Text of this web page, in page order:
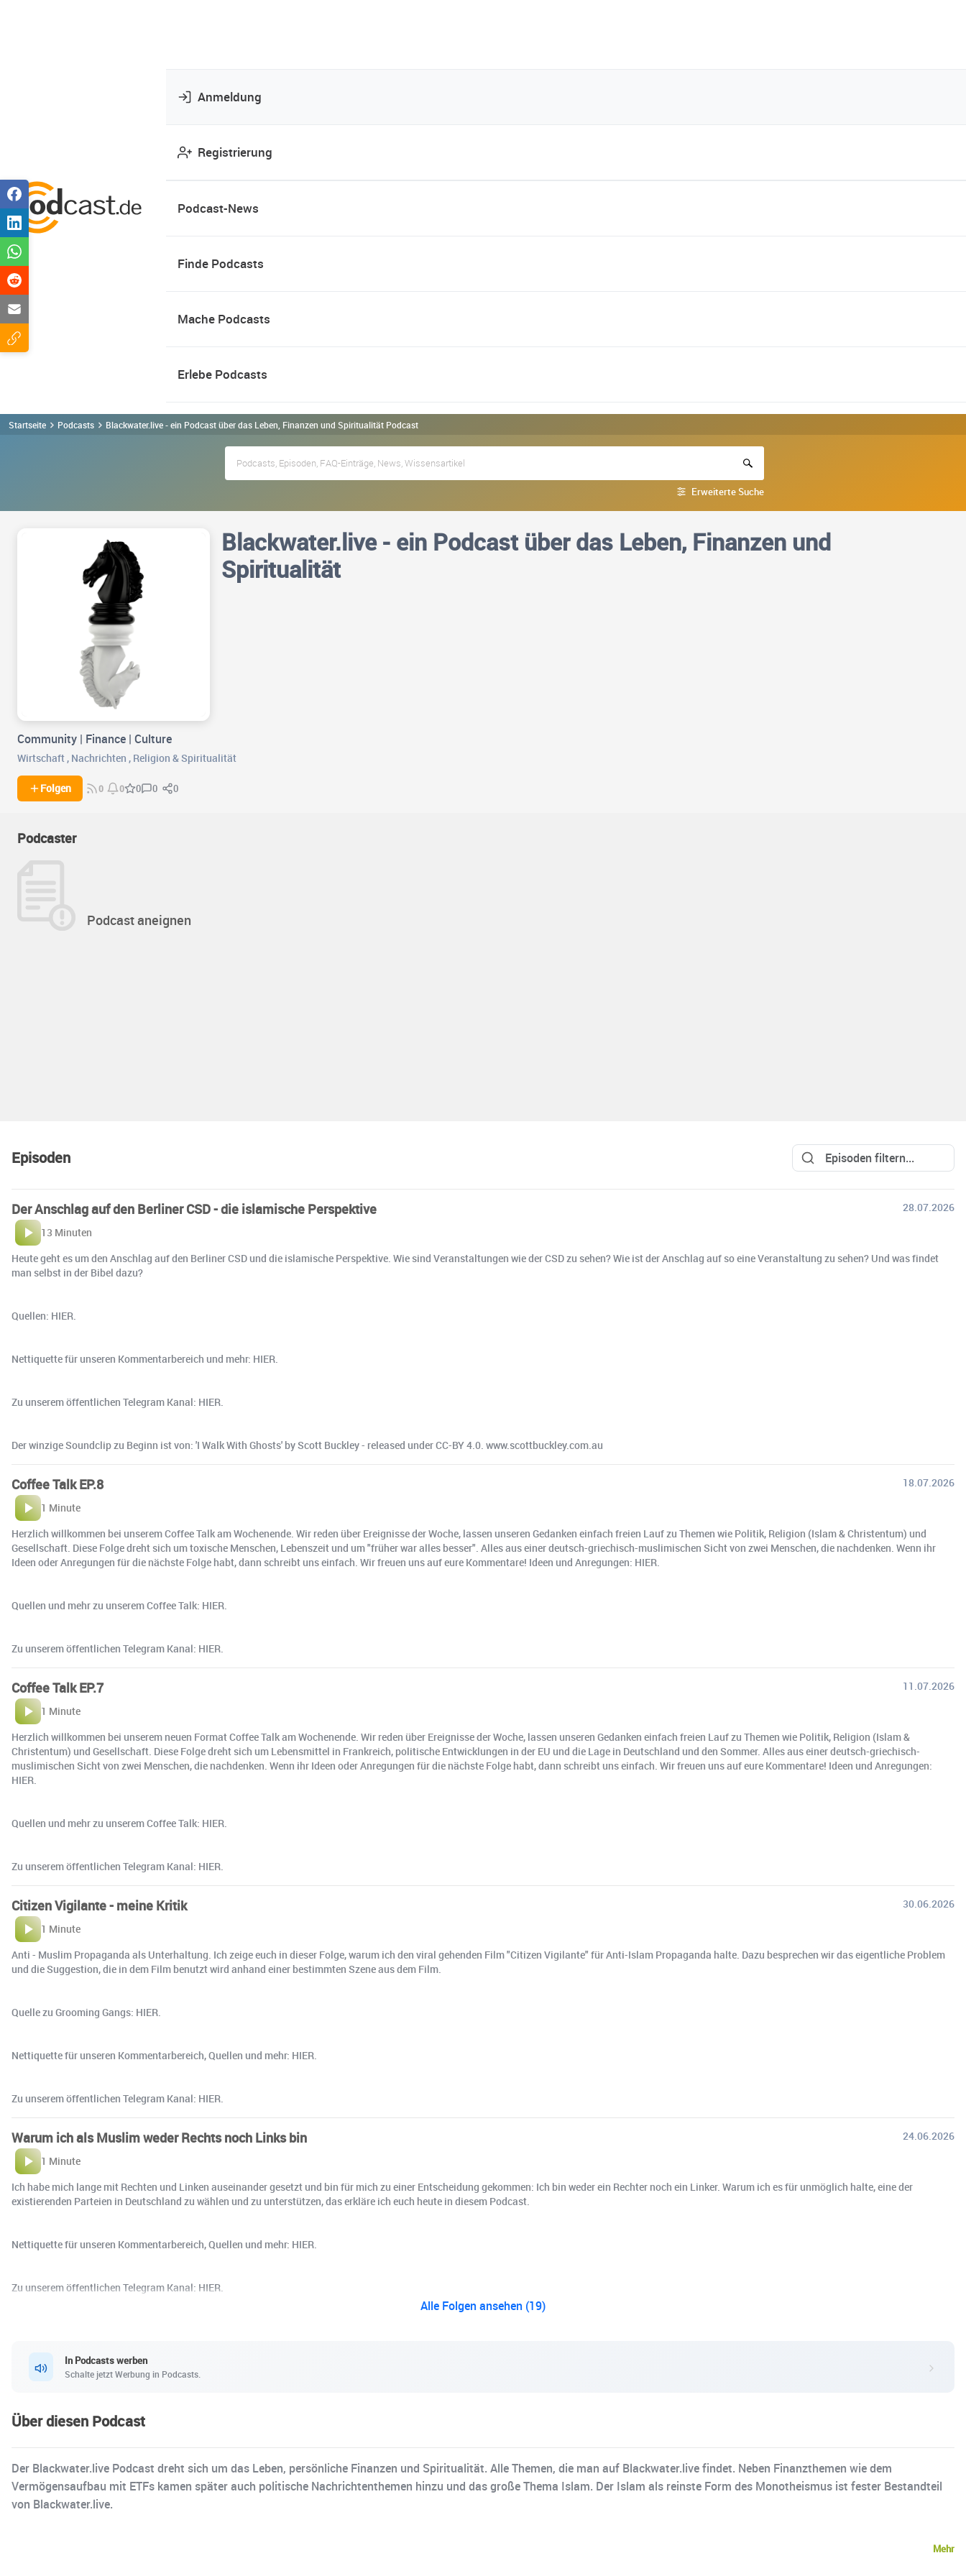
Anmeldung
Registrierung
Podcast-News
Finde Podcasts
Mache Podcasts
Erlebe Podcasts
Startseite Podcasts Blackwater.live - ein Podcast über das Leben, Finanzen und Spiritualität Podcast
Erweiterte Suche
Blackwater.live - ein Podcast über das Leben, Finanzen und
Spiritualität
Community | Finance | Culture
Wirtschaft , Nachrichten , Religion & Spiritualität
Folgen 0 0 0 0 0
Podcaster
Podcast aneignen
Episoden
Der Anschlag auf den Berliner CSD - die islamische Perspektive
28.07.2026
13 Minuten
Heute geht es um den Anschlag auf den Berliner CSD und die islamische Perspektive. Wie sind Veranstaltungen wie der CSD zu sehen? Wie ist der Anschlag auf so eine Veranstaltung zu sehen? Und was findet
man selbst in der Bibel dazu?
Quellen: HIER.
Nettiquette für unseren Kommentarbereich und mehr: HIER.
Zu unserem öffentlichen Telegram Kanal: HIER.
Der winzige Soundclip zu Beginn ist von: 'I Walk With Ghosts' by Scott Buckley - released under CC-BY 4.0. www.scottbuckley.com.au
Coffee Talk EP.8
18.07.2026
1 Minute
Herzlich willkommen bei unserem Coffee Talk am Wochenende. Wir reden über Ereignisse der Woche, lassen unseren Gedanken einfach freien Lauf zu Themen wie Politik, Religion (Islam & Christentum) und
Gesellschaft. Diese Folge dreht sich um toxische Menschen, Lebenszeit und um "früher war alles besser". Alles aus einer deutsch-griechisch-muslimischen Sicht von zwei Menschen, die nachdenken. Wenn ihr
Ideen oder Anregungen für die nächste Folge habt, dann schreibt uns einfach. Wir freuen uns auf eure Kommentare! Ideen und Anregungen: HIER.
Quellen und mehr zu unserem Coffee Talk: HIER.
Zu unserem öffentlichen Telegram Kanal: HIER.
Coffee Talk EP.7
11.07.2026
1 Minute
Herzlich willkommen bei unserem neuen Format Coffee Talk am Wochenende. Wir reden über Ereignisse der Woche, lassen unseren Gedanken einfach freien Lauf zu Themen wie Politik, Religion (Islam &
Christentum) und Gesellschaft. Diese Folge dreht sich um Lebensmittel in Frankreich, politische Entwicklungen in der EU und die Lage in Deutschland und den Sommer. Alles aus einer deutsch-griechisch-
muslimischen Sicht von zwei Menschen, die nachdenken. Wenn ihr Ideen oder Anregungen für die nächste Folge habt, dann schreibt uns einfach. Wir freuen uns auf eure Kommentare! Ideen und Anregungen:
HIER.
Quellen und mehr zu unserem Coffee Talk: HIER.
Zu unserem öffentlichen Telegram Kanal: HIER.
Citizen Vigilante - meine Kritik
30.06.2026
1 Minute
Anti - Muslim Propaganda als Unterhaltung. Ich zeige euch in dieser Folge, warum ich den viral gehenden Film "Citizen Vigilante" für Anti-Islam Propaganda halte. Dazu besprechen wir das eigentliche Problem
und die Suggestion, die in dem Film benutzt wird anhand einer bestimmten Szene aus dem Film.
Quelle zu Grooming Gangs: HIER.
Nettiquette für unseren Kommentarbereich, Quellen und mehr: HIER.
Zu unserem öffentlichen Telegram Kanal: HIER.
Warum ich als Muslim weder Rechts noch Links bin
24.06.2026
1 Minute
Ich habe mich lange mit Rechten und Linken auseinander gesetzt und bin für mich zu einer Entscheidung gekommen: Ich bin weder ein Rechter noch ein Linker. Warum ich es für unmöglich halte, eine der
existierenden Parteien in Deutschland zu wählen und zu unterstützen, das erkläre ich euch heute in diesem Podcast.
Nettiquette für unseren Kommentarbereich, Quellen und mehr: HIER.
Zu unserem öffentlichen Telegram Kanal: HIER.
Alle Folgen ansehen (19)
In Podcasts werben
Schalte jetzt Werbung in Podcasts.
Über diesen Podcast
Der Blackwater.live Podcast dreht sich um das Leben, persönliche Finanzen und Spiritualität. Alle Themen, die man auf Blackwater.live findet. Neben Finanzthemen wie dem
Vermögensaufbau mit ETFs kamen später auch politische Nachrichtenthemen hinzu und das große Thema Islam. Der Islam als reinste Form des Monotheismus ist fester Bestandteil
von Blackwater.live.
Mehr